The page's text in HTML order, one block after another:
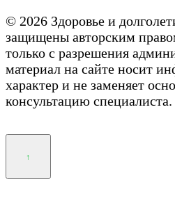
© 2026 Здоровье и
защищены авторским
только с разрешения
материал на сайте носит
характер и не заменяет
консультацию специалиста.